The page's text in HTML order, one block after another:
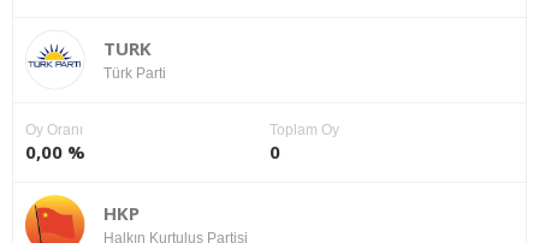
TURK
Türk Parti
Oy Oranı
0,00 %
Toplam Oy
0
HKP
Halkın Kurtuluş Partisi